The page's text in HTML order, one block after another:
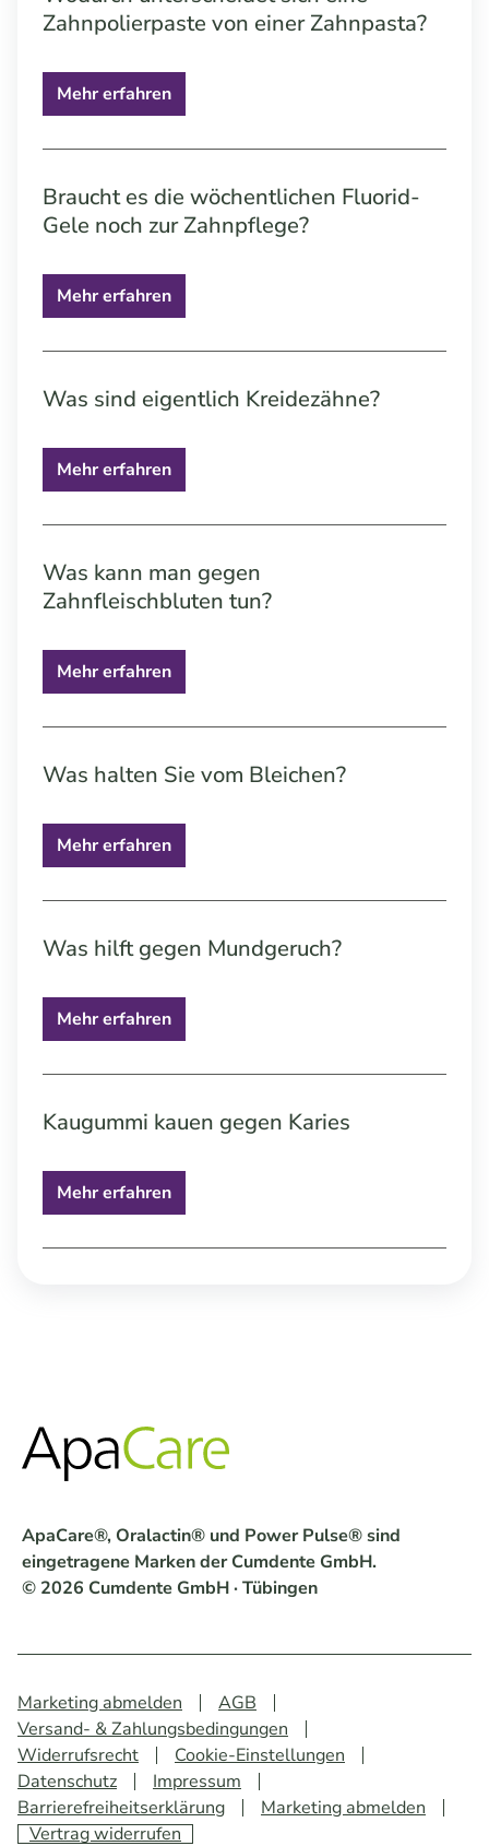
Zahnpolierpaste von einer Zahnpasta?
Mehr erfahren
Braucht es die wöchentlichen Fluorid-
Gele noch zur Zahnpflege?
Mehr erfahren
Was sind eigentlich Kreidezähne?
Mehr erfahren
Was kann man gegen
Zahnfleischbluten tun?
Mehr erfahren
Was halten Sie vom Bleichen?
Mehr erfahren
Was hilft gegen Mundgeruch?
Mehr erfahren
Kaugummi kauen gegen Karies
Mehr erfahren
ApaCare®, Oralactin® und Power Pulse® sind
eingetragene Marken der Cumdente GmbH.
© 2026 Cumdente GmbH · Tübingen
Marketing abmelden
AGB
Versand- & Zahlungsbedingungen
Widerrufsrecht
Cookie-Einstellungen
Datenschutz
Impressum
Barrierefreiheitserklärung
Marketing abmelden
Vertrag widerrufen